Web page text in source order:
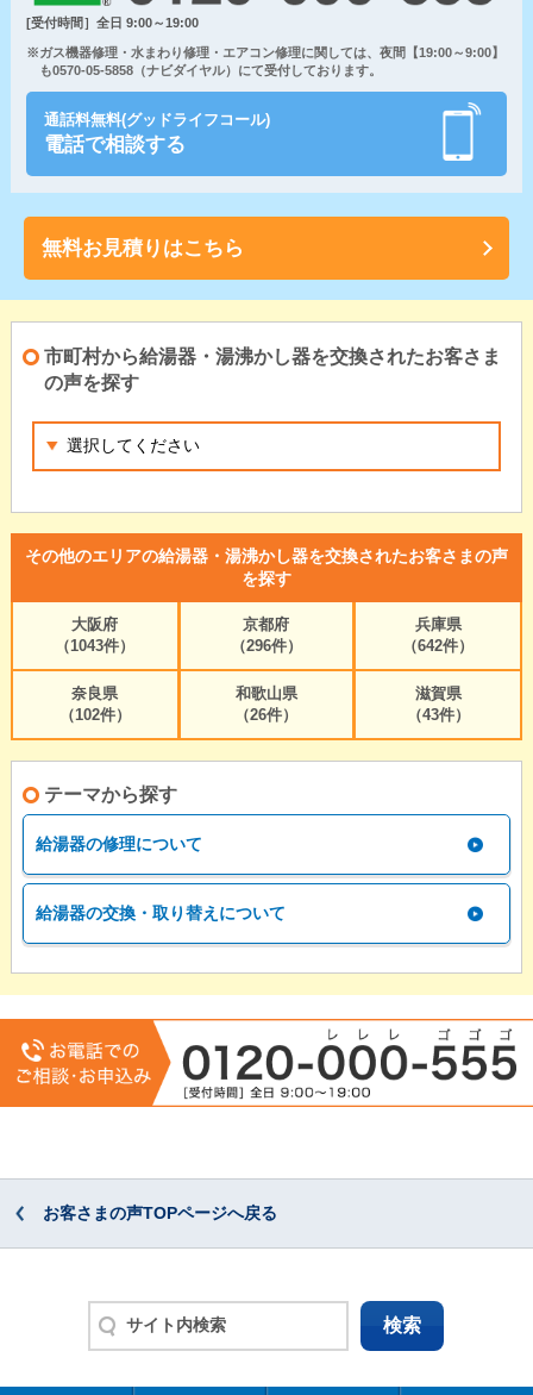
[受付時間］全日 9:00～19:00
※ガス機器修理・水まわり修理・エアコン修理に関しては、夜間【19:00～9:00】
も0570-05-5858（ナビダイヤル）にて受付しております。
通話料無料(グッドライフコール)
電話で相談する
無料お見積りはこちら
市町村から給湯器・湯沸かし器を交換されたお客さま
の声を探す
その他のエリアの給湯器・湯沸かし器を交換されたお客さまの声
を探す
大阪府
（1043件）
京都府
（296件）
兵庫県
（642件）
奈良県
（102件）
和歌山県
（26件）
滋賀県
（43件）
テーマから探す
給湯器の修理について
給湯器の交換・取り替えについて
お客さまの声TOPページへ戻る